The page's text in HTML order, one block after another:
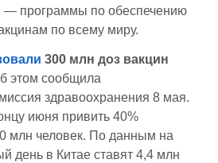
— программы по обеспечению
по всему миру.
300 млн доз вакцин
этом сообщила
здравоохранения 8 мая.
июня привить 40%
млн человек. По данным на
день в Китае ставят 4,4 млн